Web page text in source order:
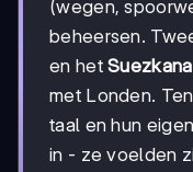
(wegen,
beheersen.
en het
met Londen.
taal en hun
in - ze voelden